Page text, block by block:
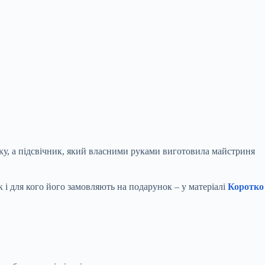
а підсвічник, який власними руками виготовила майстриня
і для кого його замовляють на подарунок – у матеріалі Коротко